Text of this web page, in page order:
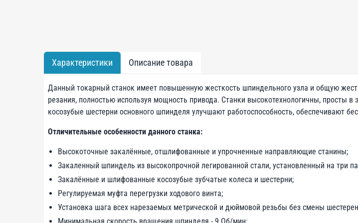
Характеристики Описание товара
Данный токарный станок имеет повышенную жесткость шпиндельного узла и общую
резания, полностью используя мощность привода. Станки высокотехнологичны, просты
косозубые шестерни основного шпинделя улучшают работоспособность, обеспечивают
Отличительные особенности данного станка:
Высокоточные закалённые, отшлифованные и упрочненные направляющие станины;
Закаленный шпиндель из высокопрочной легированной стали, установленный на три
Закалённые и шлифованные косозубые зубчатые колеса и шестерни;
Регулируемая муфта перегрузки ходового винта;
Установка шага всех нарезаемых метрической и дюймовой резьбы без смены